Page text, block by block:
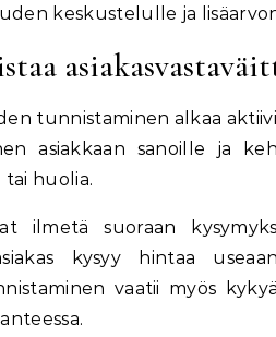
keskustelulle ja
tunnistaminen alkaa
asiakkaan sanoille ja
tai huolia.
ilmetä suoraan
kysyy hintaa
vaatii myös